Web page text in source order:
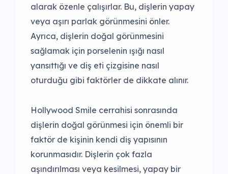
alarak özenle çalışırlar. Bu, dişlerin yapay
veya aşırı parlak görünmesini önler.
Ayrıca, dişlerin doğal görünmesini
sağlamak için porselenin ışığı nasıl
yansıttığı ve diş eti çizgisine nasıl
oturduğu gibi faktörler de dikkate alınır.
Hollywood Smile cerrahisi sonrasında
dişlerin doğal görünmesi için önemli bir
faktör de kişinin kendi diş yapısının
korunmasıdır. Dişlerin çok fazla
aşındırılması veya kesilmesi, yapay bir